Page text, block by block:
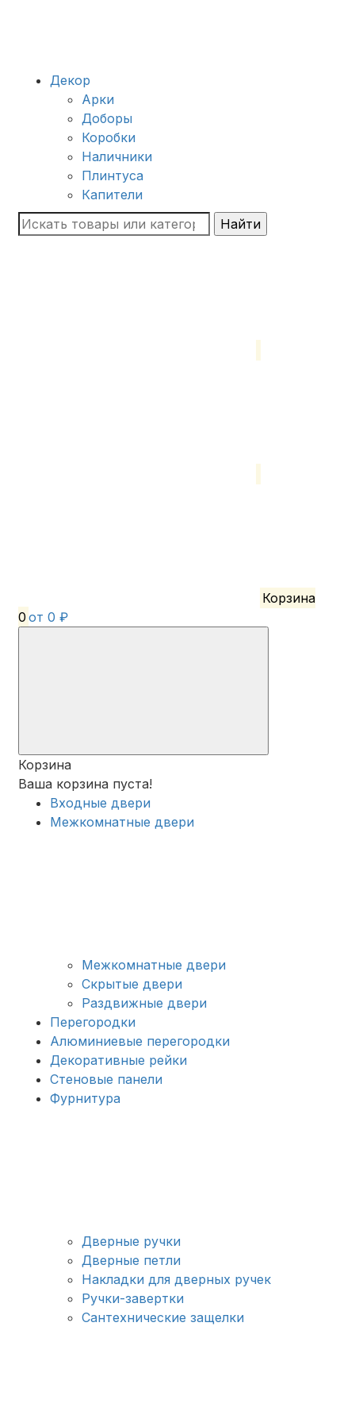
Декор
Арки
Доборы
Коробки
Наличники
Плинтуса
Капители
Найти
Корзина
0 от 0 ₽
Корзина
Ваша корзина пуста!
Входные двери
Межкомнатные двери
Межкомнатные двери
Скрытые двери
Раздвижные двери
Перегородки
Алюминиевые перегородки
Декоративные рейки
Стеновые панели
Фурнитура
Дверные ручки
Дверные петли
Накладки для дверных ручек
Ручки-завертки
Сантехнические защелки